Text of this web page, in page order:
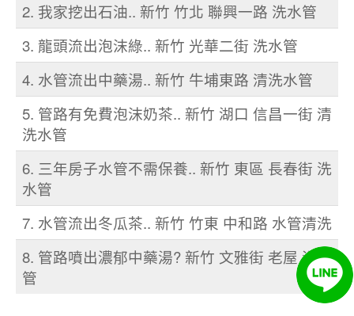
2. 我家挖出石油.. 新竹 竹北 聯興一路 洗水管
3. 龍頭流出泡沫綠.. 新竹 光華二街 洗水管
4. 水管流出中藥湯.. 新竹 牛埔東路 清洗水管
5. 管路有免費泡沫奶茶.. 新竹 湖口 信昌一街 清
洗水管
6. 三年房子水管不需保養.. 新竹 東區 長春街 洗
水管
7. 水管流出冬瓜茶.. 新竹 竹東 中和路 水管清洗
8. 管路噴出濃郁中藥湯? 新竹 文雅街 老屋 洗水
管